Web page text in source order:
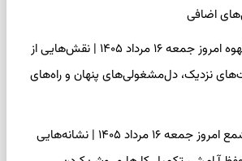
اضافی
فال قهوه امروز جمعه ۱۶ مرداد ۱۴۰۵ | نقش‌هایی از
نزدیک، دل‌مشغولی‌های پنهان و راه‌های
فال شمع امروز جمعه ۱۶ مرداد ۱۴۰۵ | نشانه‌هایی